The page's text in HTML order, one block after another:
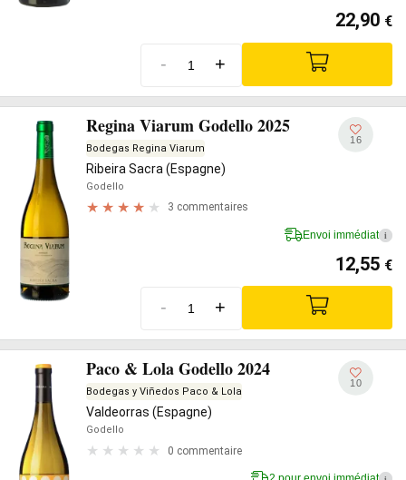
22,90 €
- +
Regina Viarum Godello 2025
Bodegas Regina Viarum
Ribeira Sacra (Espagne)
Godello
3 commentaires
16
Envoi immédiat i
12,55 €
- +
Paco & Lola Godello 2024
Bodegas y Viñedos Paco & Lola
Valdeorras (Espagne)
Godello
0 commentaire
10